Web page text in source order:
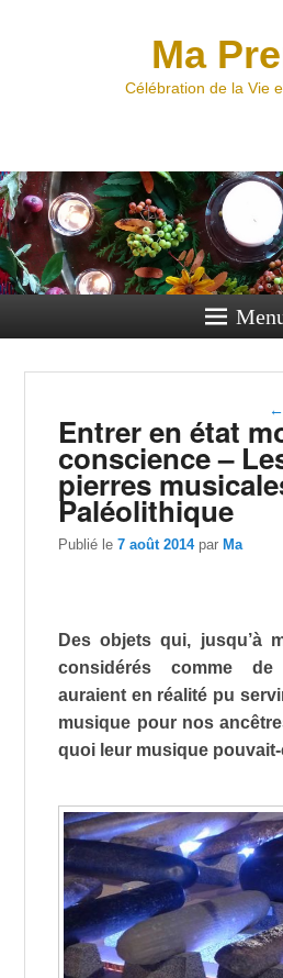
Ma
Célébration de la Vie
←
Entrer en état
conscience –
pierres
Paléolithique
Publié le7 août 2014 parMa
Des objets qui, jusqu’à
considérés comme
auraient en réalité pu
musique pour nos
quoi leur musique